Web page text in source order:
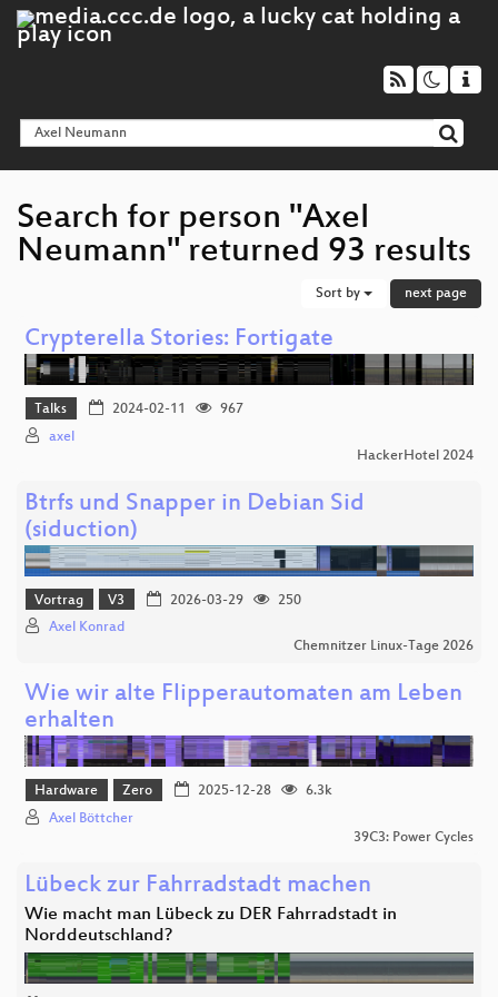
Search for person "Axel
Neumann" returned 93 results
Sort by next page
Crypterella Stories: Fortigate
Talks 2024-02-11
967
axel
HackerHotel 2024
Btrfs und Snapper in Debian Sid
(siduction)
Vortrag V3 2026-03-29
250
Axel Konrad
Chemnitzer Linux-Tage 2026
Wie wir alte Flipperautomaten am Leben
erhalten
Hardware Zero 2025-12-28
6.3k
Axel Böttcher
39C3: Power Cycles
Lübeck zur Fahrradstadt machen
Wie macht man Lübeck zu DER Fahrradstadt in
Norddeutschland?